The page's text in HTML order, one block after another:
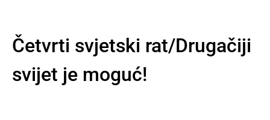
Četvrti svjetski rat/Drugačiji
svijet je moguć!